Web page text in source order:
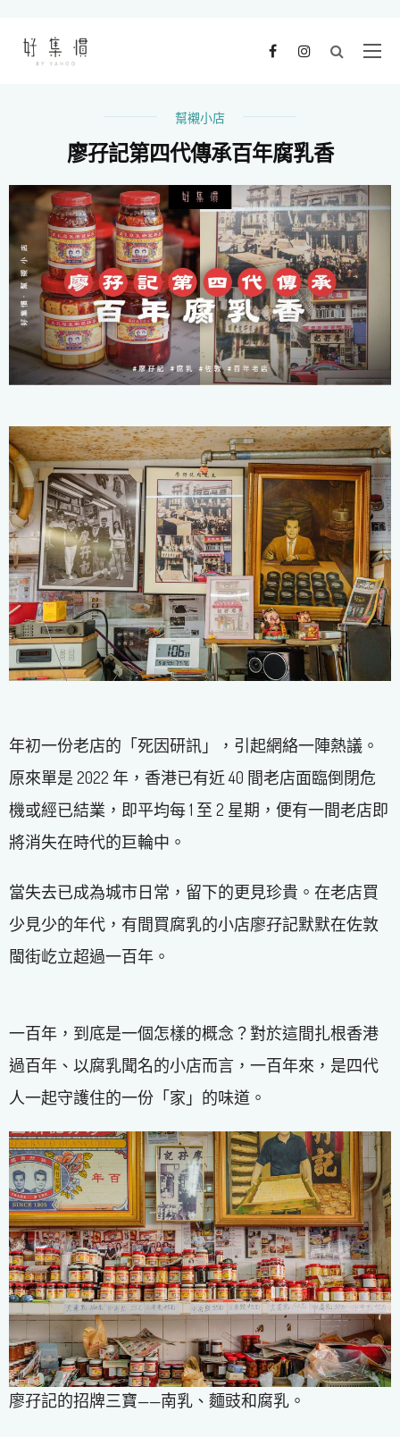
幫襯小店
廖孖記第四代傳承百年腐乳香
年初一份老店的「死因研訊」，引起網絡一陣熱議。
原來單是 2022 年，香港已有近 40 間老店面臨倒閉危
機或經已結業，即平均每 1 至 2 星期，便有一間老店即
將消失在時代的巨輪中。
當失去已成為城市日常，留下的更見珍貴。在老店買
少見少的年代，有間買腐乳的小店廖孖記默默在佐敦
閩街屹立超過一百年。
一百年，到底是一個怎樣的概念？對於這間扎根香港
過百年、以腐乳聞名的小店而言，一百年來，是四代
人一起守護住的一份「家」的味道。
廖孖記的招牌三寶——南乳、麵豉和腐乳。